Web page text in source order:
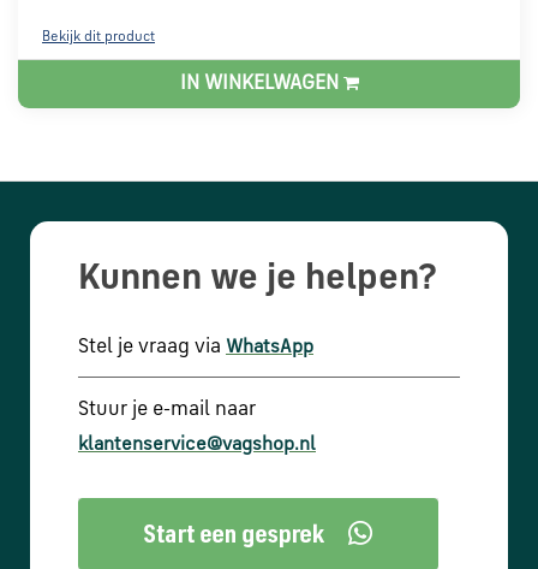
Bekijk dit product
IN WINKELWAGEN
Kunnen we je helpen?
Stel je vraag via WhatsApp
Stuur je e-mail naar
klantenservice@vagshop.nl